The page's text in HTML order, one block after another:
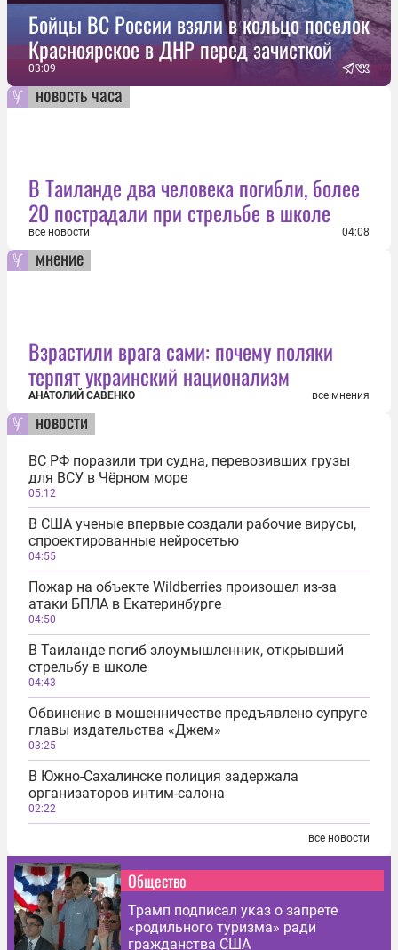
Бойцы ВС России взяли в кольцо поселок
Красноярское в ДНР перед зачисткой
03:09
новость часа
В Таиланде два человека погибли, более
20 пострадали при стрельбе в школе
все новости 04:08
мнение
Взрастили врага сами: почему поляки
терпят украинский национализм
АНАТОЛИЙ САВЕНКО все мнения
новости
ВС РФ поразили три судна, перевозивших грузы
для ВСУ в Чёрном море
05:12
В США ученые впервые создали рабочие вирусы,
спроектированные нейросетью
04:55
Пожар на объекте Wildberries произошел из-за
атаки БПЛА в Екатеринбурге
04:50
В Таиланде погиб злоумышленник, открывший
стрельбу в школе
04:43
Обвинение в мошенничестве предъявлено супруге
главы издательства «Джем»
03:25
В Южно-Сахалинске полиция задержала
организаторов интим-салона
02:22
все новости
Общество
Трамп подписал указ о запрете
«родильного туризма» ради
гражданства США